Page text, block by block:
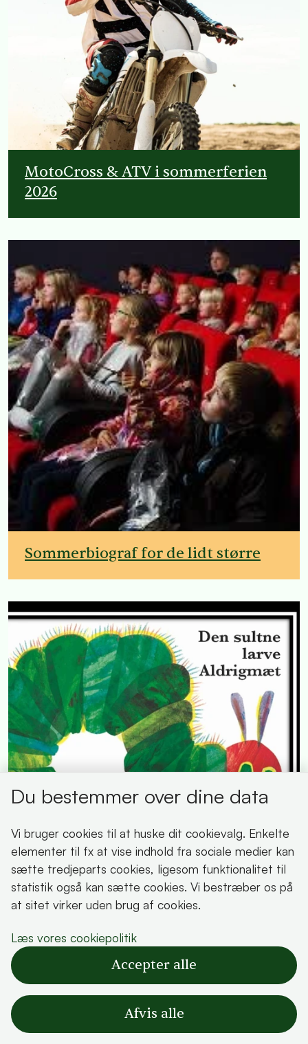
MotoCross & ATV i sommerferien
2026
Sommerbiograf for de lidt større
Leg en bog med bibliotekarerne
Du bestemmer over dine data
Vi bruger cookies til at huske dit cookievalg. Enkelte
elementer til fx at vise indhold fra sociale medier kan
sætte tredjeparts cookies, ligesom funktionalitet til
statistik også kan sætte cookies. Vi bestræber os på
at sitet virker uden brug af cookies.
Læs vores cookiepolitik
Accepter alle
Afvis alle